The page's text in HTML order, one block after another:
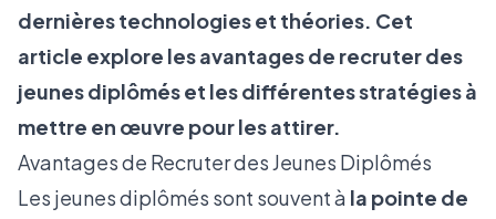
dernières technologies et théories. Cet
article explore les avantages de recruter des
jeunes diplômés et les différentes stratégies à
mettre en œuvre pour les attirer.
Avantages de Recruter des Jeunes Diplômés
Les jeunes diplômés sont souvent à la pointe de